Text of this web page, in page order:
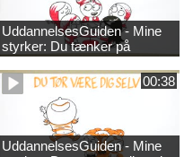
UddannelsesGuiden - Mine
styrker: Du tænker på
fællesskabet
00:38
UddannelsesGuiden - Mine